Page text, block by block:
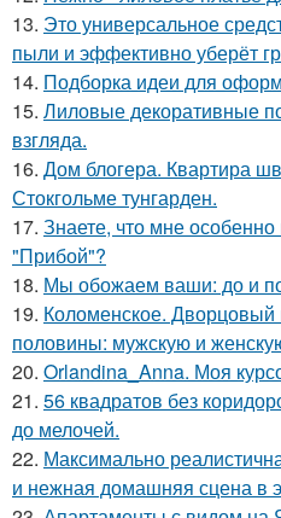
13. Это универсальное
пыли и эффективно уберёт
14. Подборка идеи для
15. Лиловые декоративные
взгляда.
16. Дом блогера. Квартира
Стокгольме тунгарден.
17. Знаете, что мне
"Прибой"?
18. Мы обожаем ваши: до и
19. Коломенское. Дворцовый
половины: мужскую и
20. Orlandina_Anna. Моя
21. 56 квадратов без
до мелочей.
22. Максимально
и нежная домашняя сцена в